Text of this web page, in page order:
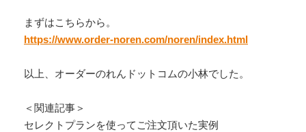
まずはこちらから。
https://www.order-noren.com/noren/index.html
以上、オーダーのれんドットコムの小林でした。
＜関連記事＞
セレクトプランを使ってご注文頂いた実例